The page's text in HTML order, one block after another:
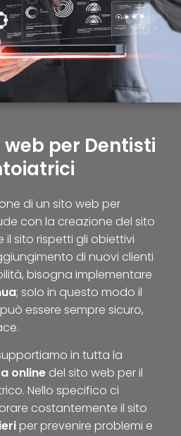
per Dentisti
di un sito web per
con la creazione del sito
il sito rispetti gli obiettivi
di nuovi clienti
bisogna implementare
; solo in questo modo il
essere sempre sicuro,
in tutta la
online del sito web per il
Nello specifico ci
costantemente il sito
per prevenire problemi e